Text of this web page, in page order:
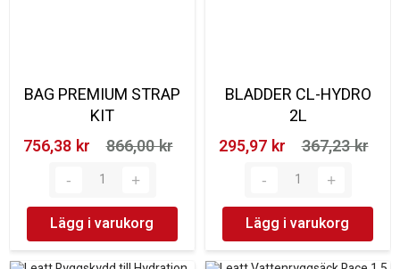
BAG PREMIUM STRAP
KIT
756,38 kr‎
866,00 kr‎
Lägg i varukorg
BLADDER CL-HYDRO
2L
295,97 kr‎
367,23 kr‎
Lägg i varukorg